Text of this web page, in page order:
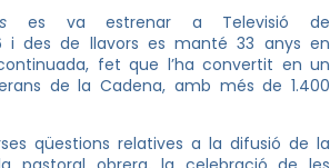
es va estrenar a Televisió de
i des de llavors es manté 33 anys en
fet que l’ha convertit en un
de la Cadena, amb més de 1.400
qüestions relatives a la difusió de la